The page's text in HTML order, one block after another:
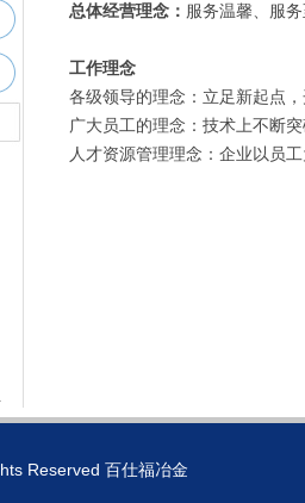
总体经营理念： 服务温馨、服
工作理念
各级领导的理念：立足新起点
广大员工的理念：技术上不断
人才资源管理理念：企业以员
Reserved 百仕福冶金